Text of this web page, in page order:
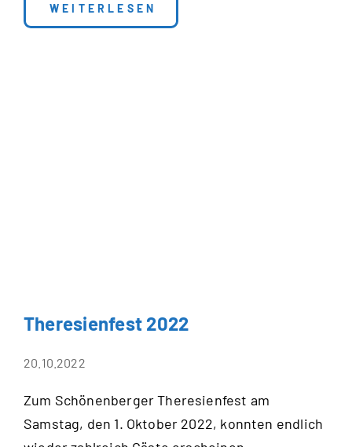
WEITERLESEN
: 30 JAHRE AM ST.-THERESIEN-
Theresienfest 2022
20.10.2022
Zum Schönenberger Theresienfest am
Samstag, den 1. Oktober 2022, konnten endlich